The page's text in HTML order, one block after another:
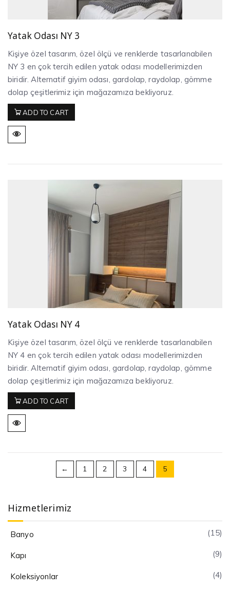
Yatak Odası NY 3
Kişiye özel tasarım, özel ölçü ve renklerde tasarlanabilen
NY 3 en çok tercih edilen yatak odası modellerimizden
biridir. Alternatif giyim odası, gardolap, raydolap, gömme
dolap çeşitlerimiz için mağazamıza bekliyoruz.
ADD TO CART
Yatak Odası NY 4
Kişiye özel tasarım, özel ölçü ve renklerde tasarlanabilen
NY 4 en çok tercih edilen yatak odası modellerimizden
biridir. Alternatif giyim odası, gardolap, raydolap, gömme
dolap çeşitlerimiz için mağazamıza bekliyoruz.
ADD TO CART
← 1 2 3 4 5
Hizmetlerimiz
Banyo (15)
Kapı (9)
Koleksiyonlar (4)